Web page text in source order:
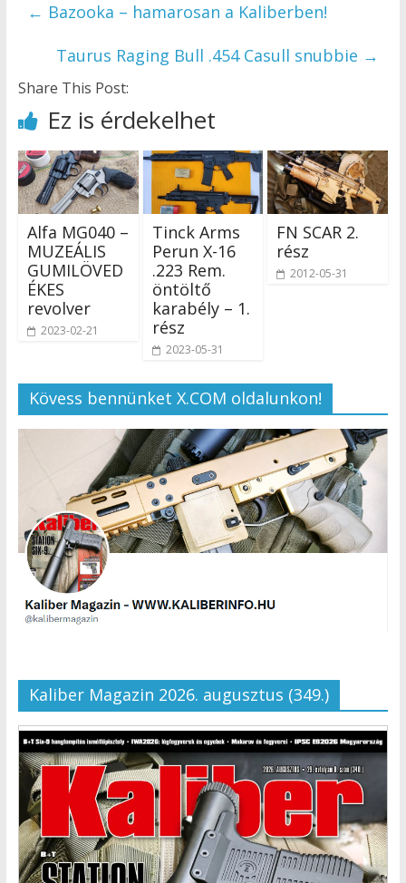
← Bazooka – hamarosan a Kaliberben!
Taurus Raging Bull .454 Casull snubbie →
Share This Post:
Ez is érdekelhet
Alfa MG040 –
MUZEÁLIS
GUMILÖVED
ÉKES
revolver
2023-02-21
Tinck Arms
Perun X-16
.223 Rem.
öntöltő
karabély – 1.
rész
2023-05-31
FN SCAR 2.
rész
2012-05-31
Kövess bennünket X.COM oldalunkon!
Kaliber Magazin 2026. augusztus (349.)